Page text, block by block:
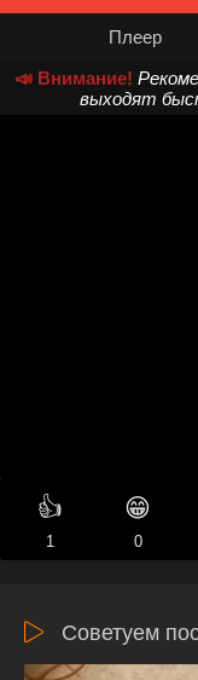
Плеер
📣 Внимание!
выходят
👍
1
😁
0
Советуем